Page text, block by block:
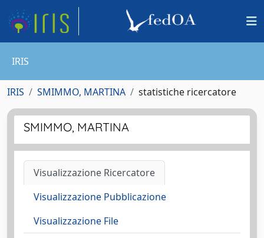
IRIS
IRIS SMIMMO, MARTINA statistiche ricercatore
SMIMMO, MARTINA
Visualizzazione Ricercatore
Visualizzazione Pubblicazione
Visualizzazione File